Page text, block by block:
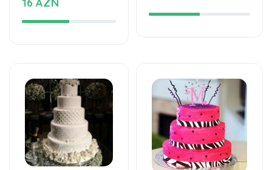
Торты
Cake with love
229 AZN
Love feels cake
275 AZN